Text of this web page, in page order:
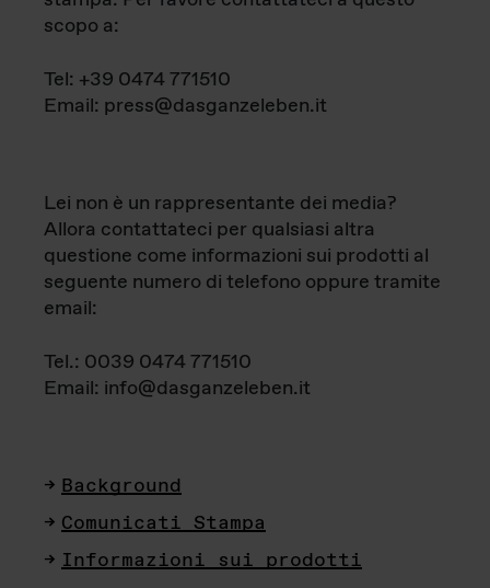
scopo a:
Tel: +39 0474 771510
Email: press@dasganzeleben.it
Lei non è un rappresentante dei media?
Allora contattateci per qualsiasi altra
questione come informazioni sui prodotti al
seguente numero di telefono oppure tramite
email:
Tel.: 0039 0474 771510
Email: info@dasganzeleben.it
Background
Comunicati Stampa
Informazioni sui prodotti